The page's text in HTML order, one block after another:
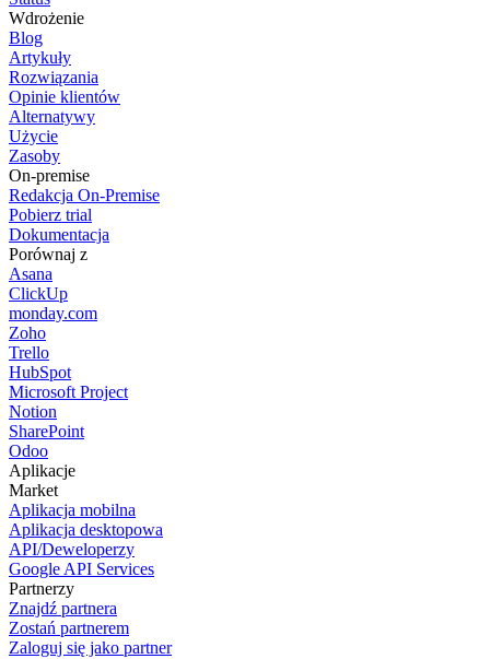
Wdrożenie
Blog
Artykuły
Rozwiązania
Opinie klientów
Alternatywy
Użycie
Zasoby
On-premise
Redakcja On-Premise
Pobierz trial
Dokumentacja
Porównaj z
Asana
ClickUp
monday.com
Zoho
Trello
HubSpot
Microsoft Project
Notion
SharePoint
Odoo
Aplikacje
Market
Aplikacja mobilna
Aplikacja desktopowa
API/Deweloperzy
Google API Services
Partnerzy
Znajdź partnera
Zostań partnerem
Zaloguj się jako partner